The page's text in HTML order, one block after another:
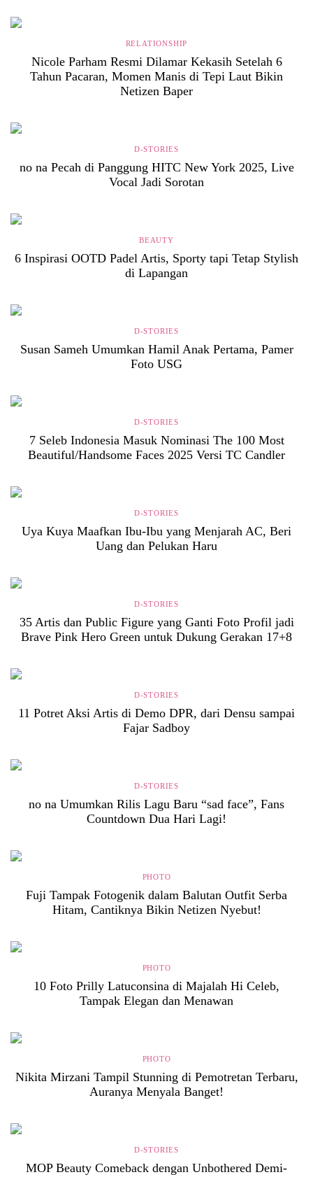
RELATIONSHIP
Nicole Parham Resmi Dilamar Kekasih Setelah 6
Tahun Pacaran, Momen Manis di Tepi Laut Bikin
Netizen Baper
D-STORIES
no na Pecah di Panggung HITC New York 2025, Live
Vocal Jadi Sorotan
BEAUTY
6 Inspirasi OOTD Padel Artis, Sporty tapi Tetap Stylish
di Lapangan
D-STORIES
Susan Sameh Umumkan Hamil Anak Pertama, Pamer
Foto USG
D-STORIES
7 Seleb Indonesia Masuk Nominasi The 100 Most
Beautiful/Handsome Faces 2025 Versi TC Candler
D-STORIES
Uya Kuya Maafkan Ibu-Ibu yang Menjarah AC, Beri
Uang dan Pelukan Haru
D-STORIES
35 Artis dan Public Figure yang Ganti Foto Profil jadi
Brave Pink Hero Green untuk Dukung Gerakan 17+8
D-STORIES
11 Potret Aksi Artis di Demo DPR, dari Densu sampai
Fajar Sadboy
D-STORIES
no na Umumkan Rilis Lagu Baru “sad face”, Fans
Countdown Dua Hari Lagi!
PHOTO
Fuji Tampak Fotogenik dalam Balutan Outfit Serba
Hitam, Cantiknya Bikin Netizen Nyebut!
PHOTO
10 Foto Prilly Latuconsina di Majalah Hi Celeb,
Tampak Elegan dan Menawan
PHOTO
Nikita Mirzani Tampil Stunning di Pemotretan Terbaru,
Auranya Menyala Banget!
D-STORIES
MOP Beauty Comeback dengan Unbothered Demi-